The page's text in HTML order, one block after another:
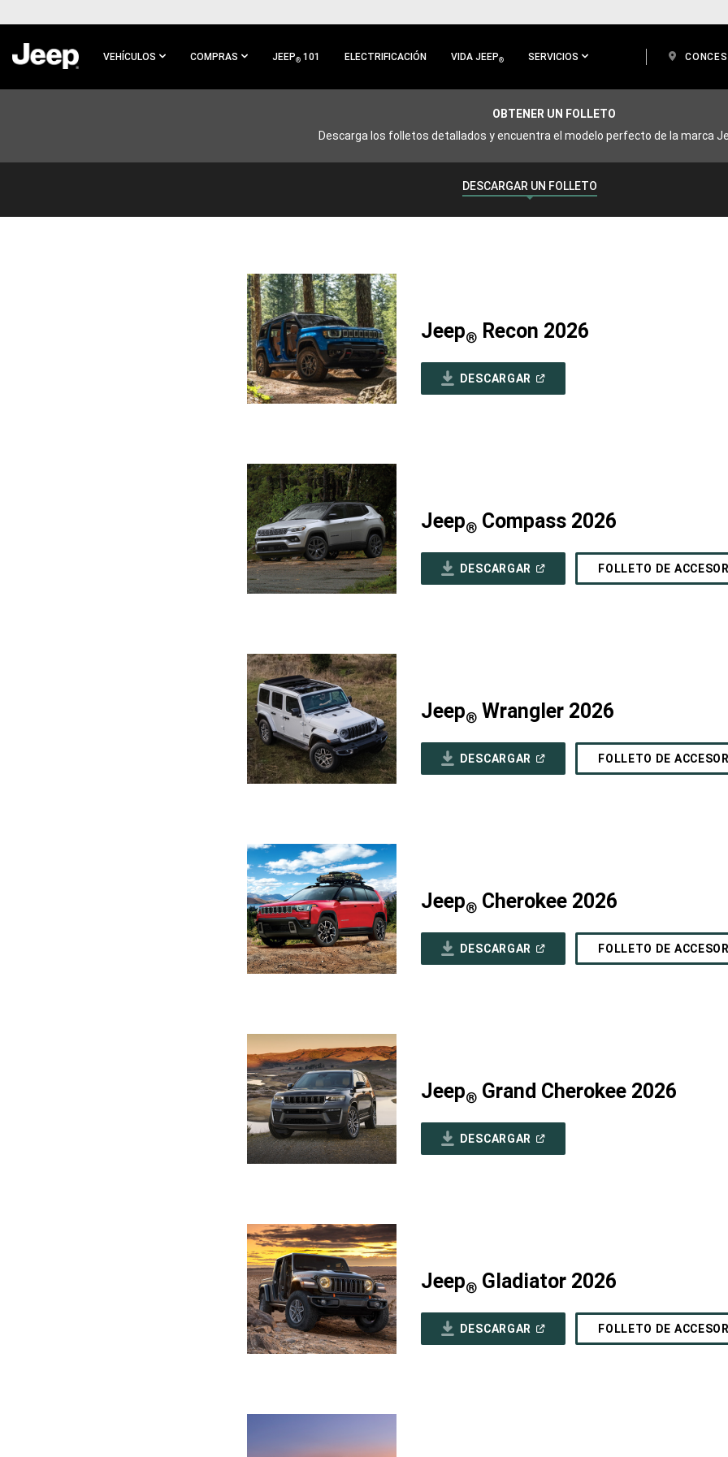
CONTENIDO
VEHÍCULOS COMPRAS JEEP® 101 ELECTRIFICACIÓN VIDA JEEP® SERVICIOS
OBTENER UN FOLLETO
Descarga los folletos detallados y encuentra el modelo perfecto de la marca
DESCARGAR UN FOLLETO
Jeep®Recon 2026
DESCARGAR (ABRIR
Jeep®Compass 2026
DESCARGAR (ABRIR
FOLLETO DE
Jeep®Wrangler 2026
DESCARGAR (ABRIR
FOLLETO DE
Jeep®Cherokee 2026
DESCARGAR (ABRIR
FOLLETO DE
Jeep®Grand Cherokee 2026
DESCARGAR (ABRIR
Jeep®Gladiator 2026
DESCARGAR (ABRIR
FOLLETO DE